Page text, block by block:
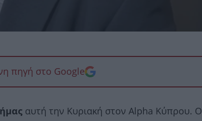
πηγή στο Google
αυτή την Κυριακή στον Alpha Κύπρου. Ο